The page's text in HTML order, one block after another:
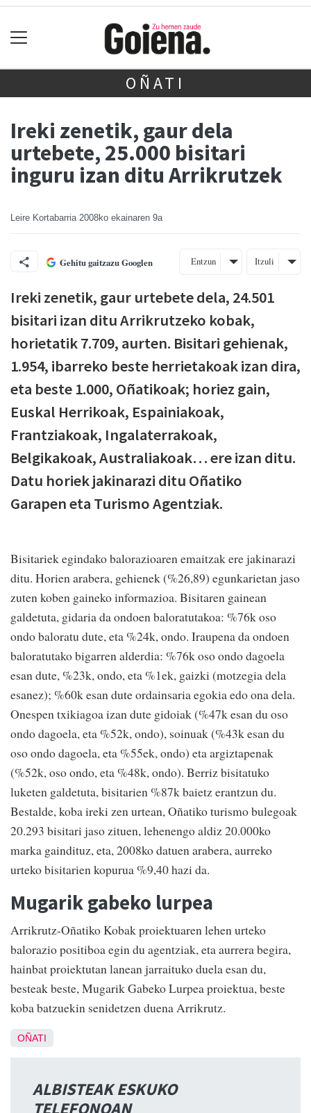
OÑATI
Ireki zenetik, gaur dela
urtebete, 25.000 bisitari
inguru izan ditu Arrikrutzek
Leire Kortabarria 2008ko ekainaren 9a
Gehitu gaitzazu Googlen Entzun Itzuli
Ireki zenetik, gaur urtebete dela, 24.501
bisitari izan ditu Arrikrutzeko kobak,
horietatik 7.709, aurten. Bisitari gehienak,
1.954, ibarreko beste herrietakoak izan dira,
eta beste 1.000, Oñatikoak; horiez gain,
Euskal Herrikoak, Espainiakoak,
Frantziakoak, Ingalaterrakoak,
Belgikakoak, Australiakoak… ere izan ditu.
Datu horiek jakinarazi ditu Oñatiko
Garapen eta Turismo Agentziak.
Bisitariek egindako balorazioaren emaitzak ere jakinarazi
ditu. Horien arabera, gehienek (%26,89) egunkarietan jaso
zuten koben gaineko informazioa. Bisitaren gainean
galdetuta, gidaria da ondoen baloratutakoa: %76k oso
ondo baloratu dute, eta %24k, ondo. Iraupena da ondoen
baloratutako bigarren alderdia: %76k oso ondo dagoela
esan dute, %23k, ondo, eta %1ek, gaizki (motzegia dela
esanez); %60k esan dute ordainsaria egokia edo ona dela.
Onespen txikiagoa izan dute gidoiak (%47k esan du oso
ondo dagoela, eta %52k, ondo), soinuak (%43k esan du
oso ondo dagoela, eta %55ek, ondo) eta argiztapenak
(%52k, oso ondo, eta %48k, ondo). Berriz bisitatuko
luketen galdetuta, bisitarien %87k baietz erantzun du.
Bestalde, koba ireki zen urtean, Oñatiko turismo bulegoak
20.293 bisitari jaso zituen, lehenengo aldiz 20.000ko
marka gaindituz, eta, 2008ko datuen arabera, aurreko
urteko bisitarien kopurua %9,40 hazi da.
Mugarik gabeko lurpea
Arrikrutz-Oñatiko Kobak proiektuaren lehen urteko
balorazio positiboa egin du agentziak, eta aurrera begira,
hainbat proiektutan lanean jarraituko duela esan du,
besteak beste, Mugarik Gabeko Lurpea proiektua, beste
koba batzuekin senidetzen duena Arrikrutz.
OÑATI
ALBISTEAK ESKUKO
TELEFONOAN